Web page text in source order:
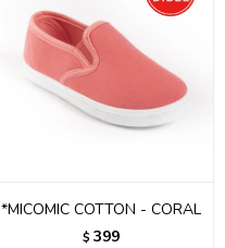
*MICOMIC COTTON - CORAL
$ 399